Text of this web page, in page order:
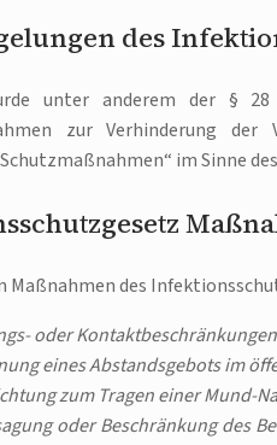
des
unter anderem der §
zur Verhinderung der
im Sinne
Maßnahmen des
oder
eines Abstandsgebots im
zum Tragen einer Mund-
oder Beschränkung des